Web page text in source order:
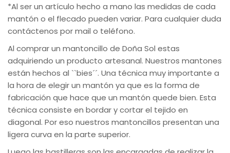
*Al ser un artículo hecho a mano las medidas de cada
mantón o el flecado pueden variar. Para cualquier duda
contáctenos por mail o teléfono.
Al comprar un mantoncillo de Doña Sol estas
adquiriendo un producto artesanal. Nuestros mantones
están hechos al ``bies´´. Una técnica muy importante a
la hora de elegir un mantón ya que es la forma de
fabricación que hace que un mantón quede bien. Esta
técnica consiste en bordar y cortar el tejido en
diagonal. Por eso nuestros mantoncillos presentan una
ligera curva en la parte superior.